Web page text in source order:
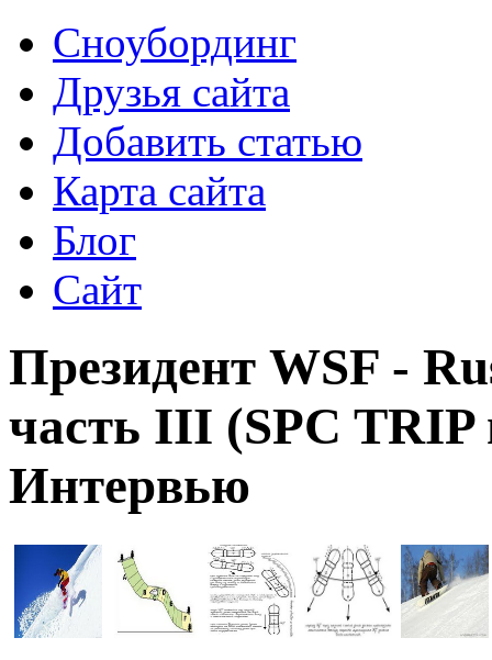
Сноубординг
Друзья сайта
Добавить статью
Карта сайта
Блог
Сайт
Президент WSF -
часть III (SPC TRIP
Интервью